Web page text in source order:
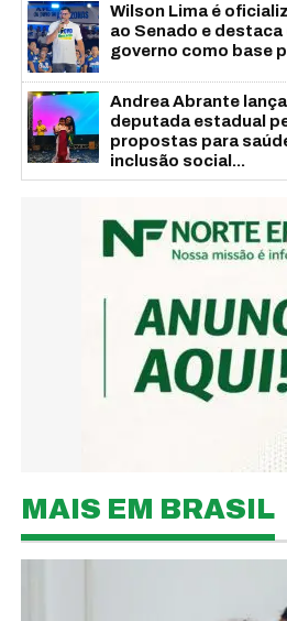
Wilson Lima é
ao Senado e
governo como base
Andrea Abrante
deputada estadual
propostas para
inclusão social...
MAIS EM BRASIL